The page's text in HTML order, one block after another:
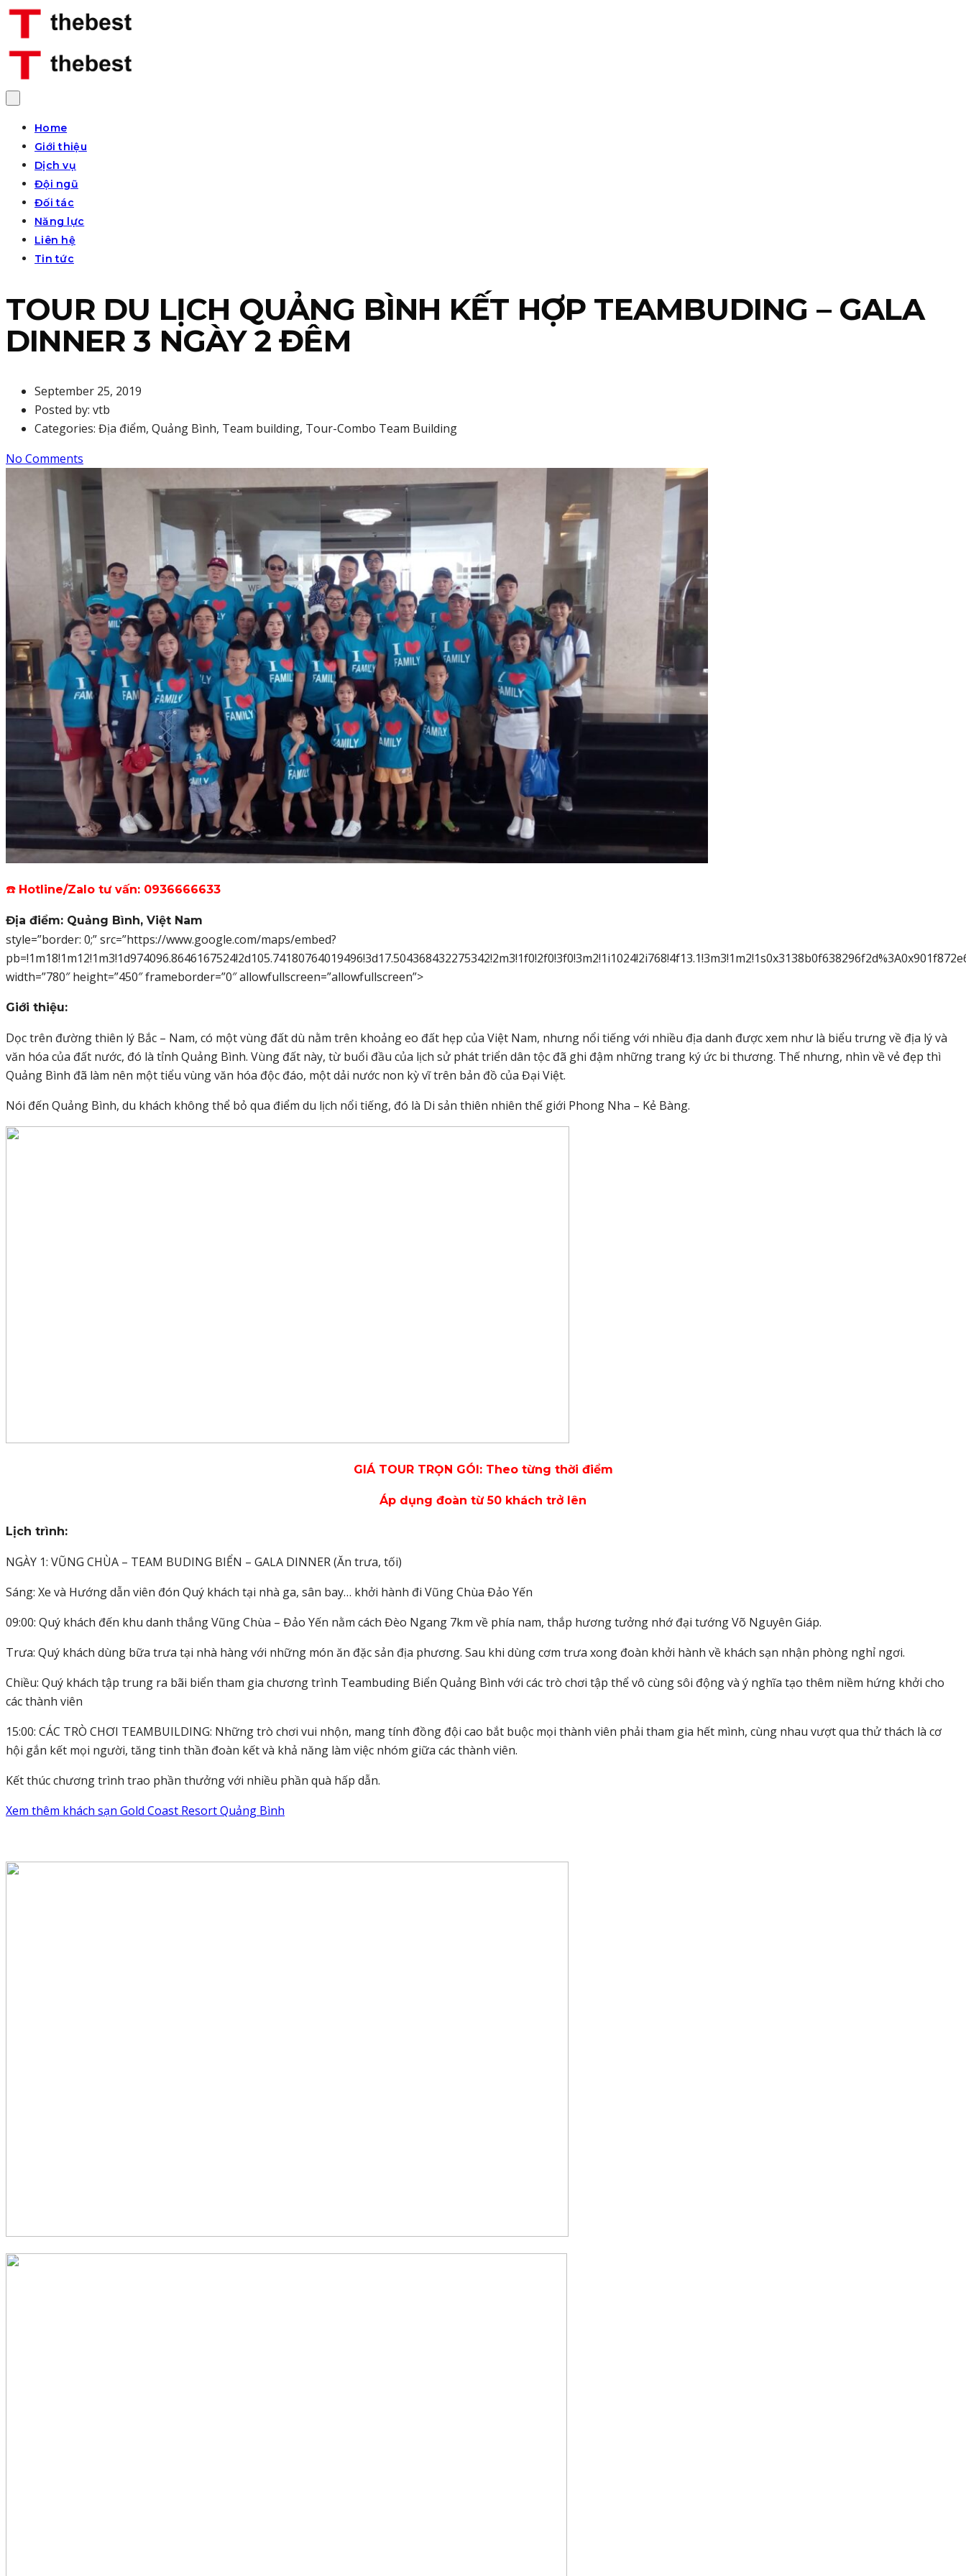
Home
Giới thiệu
Dịch vụ
Đội ngũ
Đối tác
Năng lực
Liên hệ
Tin tức
TOUR DU LỊCH QUẢNG BÌNH KẾT HỢP TEAMBUDING – GALA
DINNER 3 NGÀY 2 ĐÊM
September 25, 2019
Posted by: vtb
Categories: Địa điểm, Quảng Bình, Team building, Tour-Combo Team Building
No Comments
☎️ Hotline/Zalo tư vấn: 0936666633
Địa điểm: Quảng Bình, Việt Nam
style=”border: 0;” src=”https://www.google.com/maps/embed?
width=”780″ height=”450″ frameborder=”0″ allowfullscreen=”allowfullscreen”>
Giới thiệu:
Dọc trên đường thiên lý Bắc – Nam, có một vùng đất dù nằm trên khoảng eo đất hẹp của Việt Nam, nhưng nổi tiếng với nhiều địa danh được xem như là biểu trưng về địa lý và
văn hóa của đất nước, đó là tỉnh Quảng Bình. Vùng đất này, từ buổi đầu của lịch sử phát triển dân tộc đã ghi đậm những trang ký ức bi thương. Thế nhưng, nhìn về vẻ đẹp thì
Quảng Bình đã làm nên một tiểu vùng văn hóa độc đáo, một dải nước non kỳ vĩ trên bản đồ của Đại Việt.
Nói đến Quảng Bình, du khách không thể bỏ qua điểm du lịch nổi tiếng, đó là Di sản thiên nhiên thế giới Phong Nha – Kẻ Bàng.
GIÁ TOUR TRỌN GÓI: Theo từng thời điểm
Áp dụng đoàn từ 50 khách trở lên
Lịch trình:
NGÀY 1: VŨNG CHÙA – TEAM BUDING BIỂN – GALA DINNER (Ăn trưa, tối)
Sáng: Xe và Hướng dẫn viên đón Quý khách tại nhà ga, sân bay… khởi hành đi Vũng Chùa Đảo Yến
09:00: Quý khách đến khu danh thắng Vũng Chùa – Đảo Yến nằm cách Đèo Ngang 7km về phía nam, thắp hương tưởng nhớ đại tướng Võ Nguyên Giáp.
Trưa: Quý khách dùng bữa trưa tại nhà hàng với những món ăn đặc sản địa phương. Sau khi dùng cơm trưa xong đoàn khởi hành về khách sạn nhận phòng nghỉ ngơi.
Chiều: Quý khách tập trung ra bãi biển tham gia chương trình Teambuding Biển Quảng Bình với các trò chơi tập thể vô cùng sôi động và ý nghĩa tạo thêm niềm hứng khởi cho
các thành viên
15:00: CÁC TRÒ CHƠI TEAMBUILDING: Những trò chơi vui nhộn, mang tính đồng đội cao bắt buộc mọi thành viên phải tham gia hết mình, cùng nhau vượt qua thử thách là cơ
hội gắn kết mọi người, tăng tinh thần đoàn kết và khả năng làm việc nhóm giữa các thành viên.
Kết thúc chương trình trao phần thưởng với nhiều phần quà hấp dẫn.
Xem thêm khách sạn Gold Coast Resort Quảng Bình